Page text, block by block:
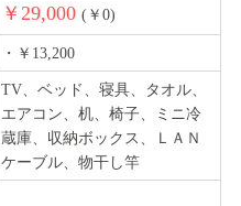
￥29,000 (￥0)
・￥13,200
TV、ベッド、寝具、タオル、
エアコン、机、椅子、ミニ冷
蔵庫、収納ボックス、ＬＡＮ
ケーブル、物干し竿